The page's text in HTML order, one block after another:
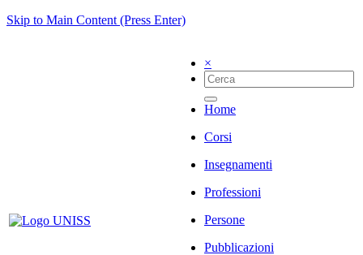
Skip to Main Content (Press Enter)
×
Home
Corsi
Insegnamenti
Professioni
Persone
Pubblicazioni